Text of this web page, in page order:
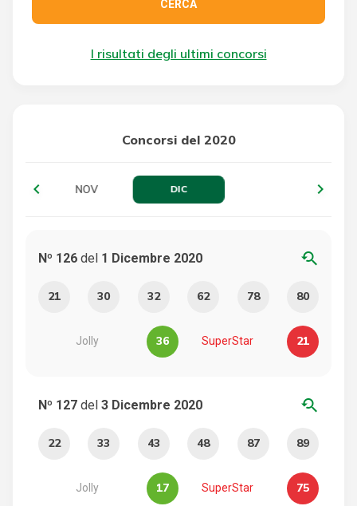
CERCA
I risultati degli ultimi concorsi
Concorsi del 2020
NOV DIC
chevron_left navigate_next
Nº 126 del 1 Dicembre 2020 youtube_searched_for
21 30 32 62 78 80
Jolly 36 SuperStar 21
Nº 127 del 3 Dicembre 2020 youtube_searched_for
22 33 43 48 87 89
Jolly 17 SuperStar 75